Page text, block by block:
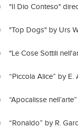
"Il Dio Conteso"
"Top Dogs" by Urs
"Le Cose Sottili
“Piccola Alice” by
“Apocalisse
“Ronaldo” by R.